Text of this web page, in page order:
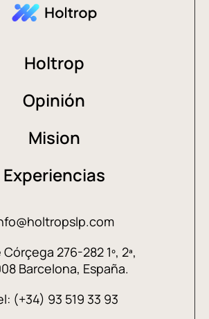
Holtrop
Opinión
Mision
Experiencias
276-282 1º, 2ª,
Barcelona, España.
(+34) 93 519 33 93